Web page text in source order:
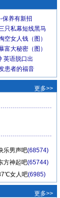
保养有新招
只私幕短线黑马
空女人钱（图）
富大秘密（图）
英语脱口出
患者的福音
更多>>
乐男声吧(68574)
方神起吧(65744)
女人吧(6985)
更多>>